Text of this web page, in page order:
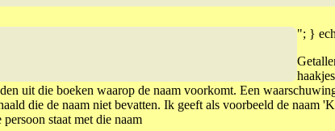
"; }
uit die boeken waarop de naam voorkomt. Een
die de naam niet bevatten. Ik geeft als voorbeeld de naam
staat met die naam